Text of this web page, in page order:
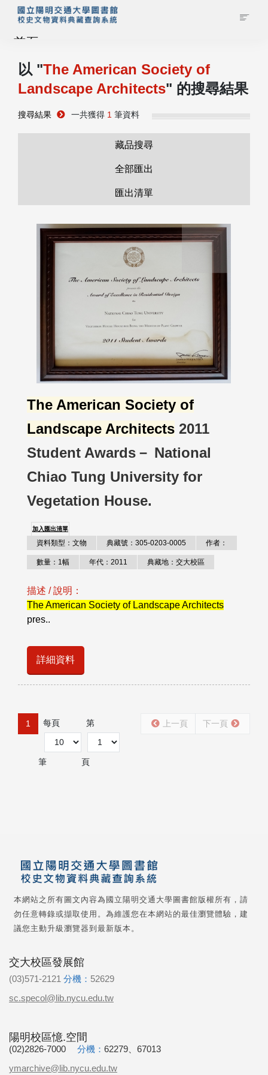
首頁
藏品查詢
校史館簡介
管理者登入
以 "The American Society of
Landscape Architects" 的搜尋結果
搜尋結果 一共獲得 1 筆資料
藏品搜尋
全部匯出
匯出清單
The American Society of
Landscape Architects 2011
Student Awards－ National
Chiao Tung University for
Vegetation House.
加入匯出清單
資料類型：文物 典藏號：305-0203-0005 作者：
數量：1幅 年代：2011 典藏地：交大校區
描述 / 說明：
The American Society of Landscape Architects
pres..
詳細資料
1 每頁
筆
第
頁
上一頁 下一頁
本網站之所有圖文內容為國立陽明交通大學圖書館版權所有，請
勿任意轉錄或擷取使用。為維護您在本網站的最佳瀏覽體驗，建
議您主動升級瀏覽器到最新版本。
交大校區發展館
(03)571-2121 分機： 52629
sc.specol@lib.nycu.edu.tw
陽明校區憶.空間
(02)2826-7000 分機： 62279、67013
ymarchive@lib.nycu.edu.tw